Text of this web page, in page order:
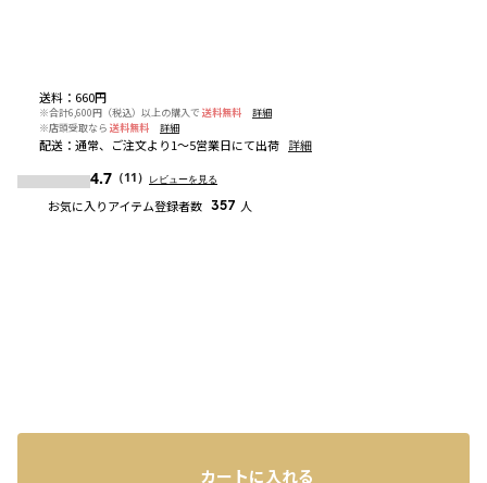
送料 ： 660円
※合計6,600円（税込）以上の購入で 送料無料
詳細
※店頭受取なら 送料無料 詳細
配送 ： 通常、ご注文より1～5営業日にて出荷 詳細
4.7 （11） レビューを見る
お気に入りアイテム登録者数 357 人
カートに入れる